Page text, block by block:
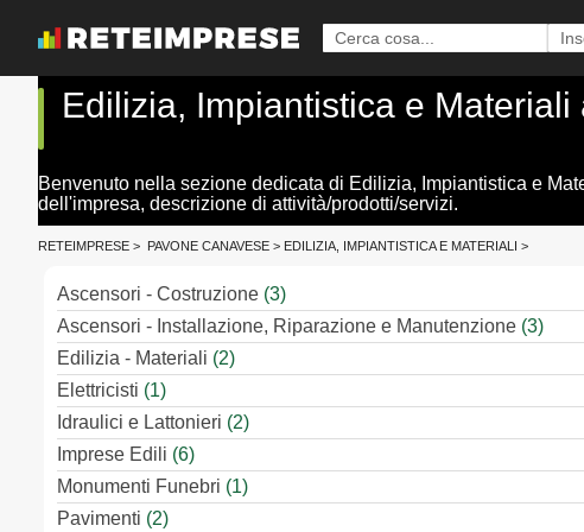
Edilizia, Impiantistica e
Benvenuto nella sezione dedicata di Edilizia, Impiantistica e
dell'impresa, descrizione di attività/prodotti/servizi.
RETEIMPRESE > PAVONE CANAVESE > EDILIZIA, IMPIANTISTICA E MATERIALI >
Ascensori - Costruzione (3)
Ascensori - Installazione, Riparazione e Manutenzione (3)
Edilizia - Materiali (2)
Elettricisti (1)
Idraulici e Lattonieri (2)
Imprese Edili (6)
Monumenti Funebri (1)
Pavimenti (2)